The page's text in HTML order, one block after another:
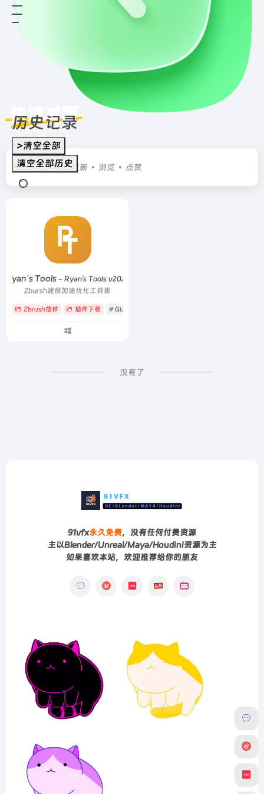
历史记录
>清空全部
清空全部历史
快速减面
排序 发布 更新 浏览 点赞
Ryan’s Tools- Ryan's Tools v2025
Zbursh建模加速优化工具集
Zbrush插件 插件下载 # Gizmo
没有了
91vfx永久免费，没有任何付费资源
主以Blender/Unreal/Maya/Houdini资源为主
如果喜欢本站，欢迎推荐给你的朋友